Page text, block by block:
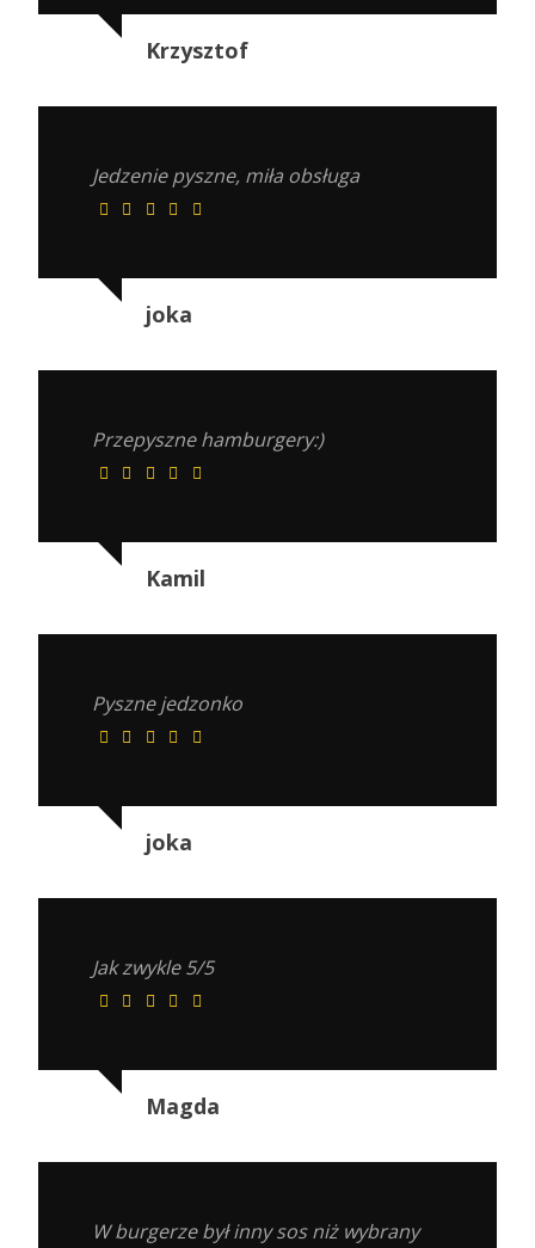
Krzysztof
Jedzenie pyszne, miła obsługa
joka
Przepyszne hamburgery:)
Kamil
Pyszne jedzonko
joka
Jak zwykle 5/5
Magda
W burgerze był inny sos niż wybrany